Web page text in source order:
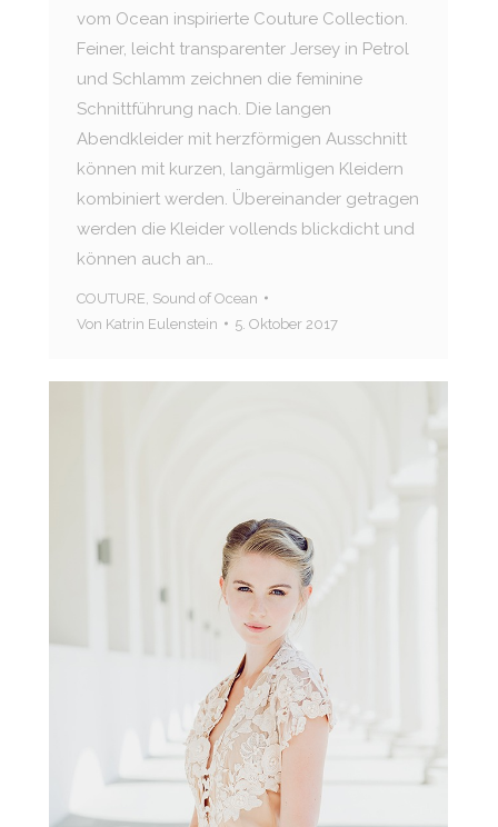
vom Ocean inspirierte Couture Collection.
Feiner, leicht transparenter Jersey in Petrol
und Schlamm zeichnen die feminine
Schnittführung nach. Die langen
Abendkleider mit herzförmigen Ausschnitt
können mit kurzen, langärmligen Kleidern
kombiniert werden. Übereinander getragen
werden die Kleider vollends blickdicht und
können auch an…
COUTURE Sound of Ocean
Von Katrin Eulenstein 5. Oktober 2017